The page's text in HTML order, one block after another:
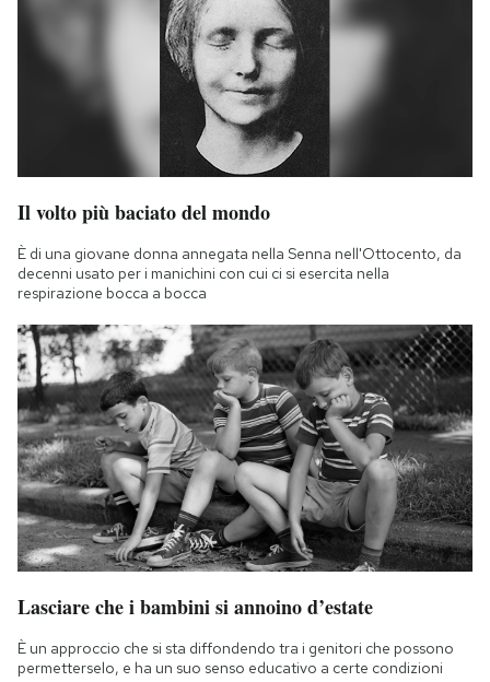
Il volto più baciato del mondo
È di una giovane donna annegata nella Senna nell'Ottocento, da
decenni usato per i manichini con cui ci si esercita nella
respirazione bocca a bocca
Lasciare che i bambini si annoino d’estate
È un approccio che si sta diffondendo tra i genitori che possono
permetterselo, e ha un suo senso educativo a certe condizioni